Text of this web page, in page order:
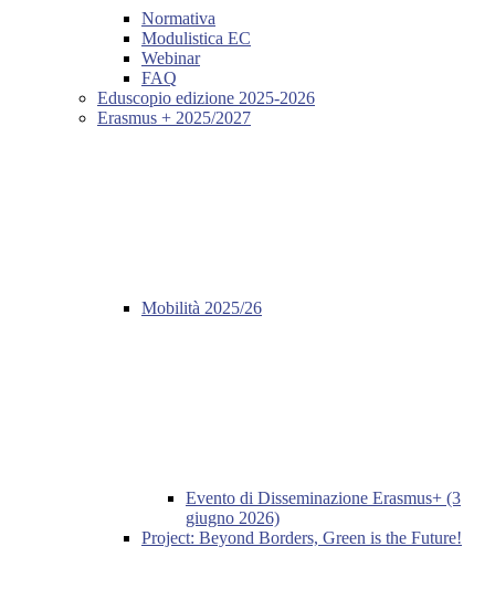
Normativa
Modulistica EC
Webinar
FAQ
Eduscopio edizione 2025-2026
Erasmus + 2025/2027
Mobilità 2025/26
Evento di Disseminazione Erasmus+ (3
giugno 2026)
Project: Beyond Borders, Green is the Future!